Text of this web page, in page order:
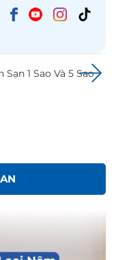
1 Sao Và 5 Sao